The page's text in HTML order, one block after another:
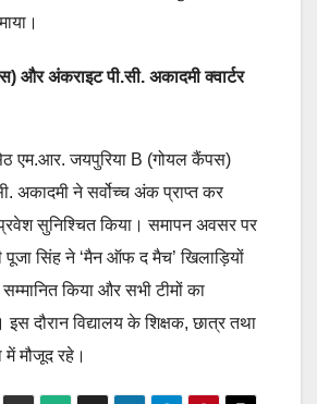
और अंकराइट पी.सी. अकादमी क्वार्टर
एम.आर. जयपुरिया B (गोयल कैंपस)
अकादमी ने सर्वोच्च अंक प्राप्त कर
सुनिश्चित किया। समापन अवसर पर
पूजा सिंह ने ‘मैन ऑफ द मैच’ खिलाड़ियों
किया और सभी टीमों का
इस दौरान विद्यालय के शिक्षक, छात्र तथा
में मौजूद रहे।